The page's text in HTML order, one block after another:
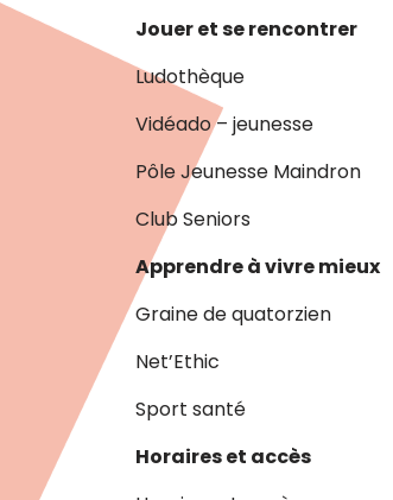
Jouer et se rencontrer
Ludothèque
Vidéado – jeunesse
Pôle Jeunesse Maindron
Club Seniors
Apprendre à vivre mieux
Graine de quatorzien
Net’Ethic
Sport santé
Horaires et accès